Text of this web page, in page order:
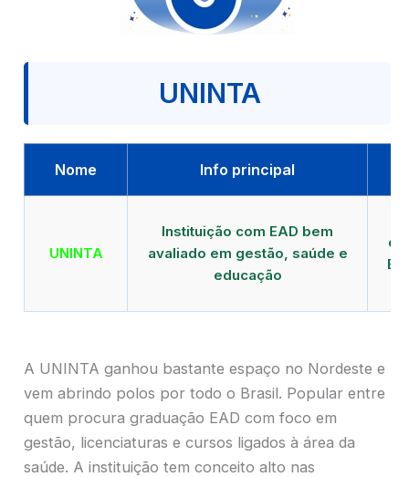
UNINTA
Nome Info principal
UNINTA
Instituição com EAD bem
avaliado em gestão, saúde e
educação
A UNINTA ganhou bastante espaço no Nordeste e
vem abrindo polos por todo o Brasil. Popular entre
quem procura graduação EAD com foco em
gestão, licenciaturas e cursos ligados à área da
saúde. A instituição tem conceito alto nas